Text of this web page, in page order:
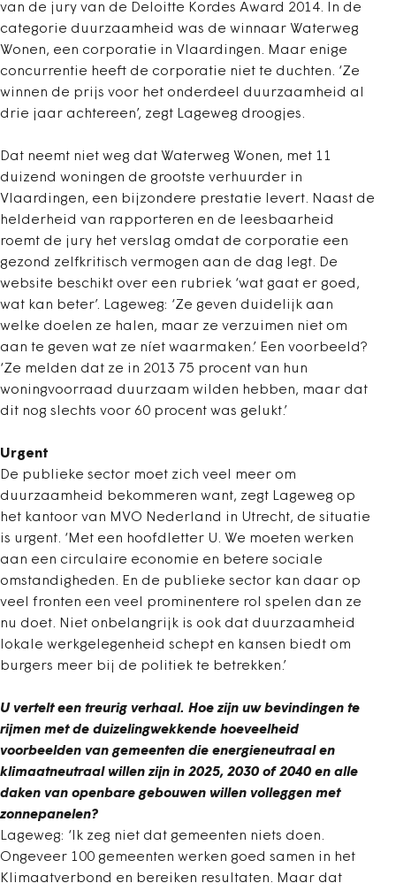
van de jury van de Deloitte Kordes Award 2014. In de
categorie duurzaamheid was de winnaar Waterweg
Wonen, een corporatie in Vlaardingen. Maar enige
concurrentie heeft de corporatie niet te duchten. ‘Ze
winnen de prijs voor het onderdeel duurzaamheid al
drie jaar achtereen’, zegt Lageweg droogjes.
Dat neemt niet weg dat Waterweg Wonen, met 11
duizend woningen de grootste verhuurder in
Vlaardingen, een bijzondere prestatie levert. Naast de
helderheid van rapporteren en de leesbaarheid
roemt de jury het verslag omdat de corporatie een
gezond zelfkritisch vermogen aan de dag legt. De
website beschikt over een rubriek ‘wat gaat er goed,
wat kan beter’. Lageweg: ‘Ze geven duidelijk aan
welke doelen ze halen, maar ze verzuimen niet om
aan te geven wat ze níet waarmaken.’ Een voorbeeld?
‘Ze melden dat ze in 2013 75 procent van hun
woningvoorraad duurzaam wilden hebben, maar dat
dit nog slechts voor 60 procent was gelukt.’
Urgent
De publieke sector moet zich veel meer om
duurzaamheid bekommeren want, zegt Lageweg op
het kantoor van MVO Nederland in Utrecht, de situatie
is urgent. ‘Met een hoofdletter U. We moeten werken
aan een circulaire economie en betere sociale
omstandigheden. En de publieke sector kan daar op
veel fronten een veel prominentere rol spelen dan ze
nu doet. Niet onbelangrijk is ook dat duurzaamheid
lokale werkgelegenheid schept en kansen biedt om
burgers meer bij de politiek te betrekken.’
U vertelt een treurig verhaal. Hoe zijn uw bevindingen te
rijmen met de duizelingwekkende hoeveelheid
voorbeelden van gemeenten die energieneutraal en
klimaatneutraal willen zijn in 2025, 2030 of 2040 en alle
daken van openbare gebouwen willen volleggen met
zonnepanelen?
Lageweg: ‘Ik zeg niet dat gemeenten niets doen.
Ongeveer 100 gemeenten werken goed samen in het
Klimaatverbond en bereiken resultaten. Maar dat